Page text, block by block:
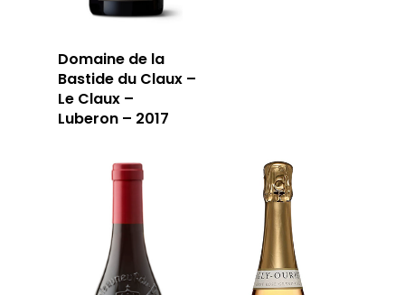
Domaine de la
Bastide du Claux –
Le Claux –
Luberon – 2017